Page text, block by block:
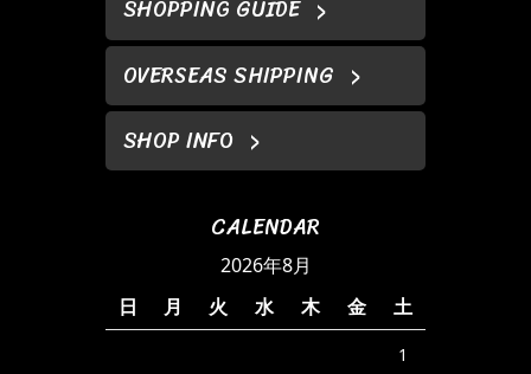
SHOPPING GUIDE
OVERSEAS SHIPPING
SHOP INFO
CALENDAR
2026年8月
日
月 火 水 木 金 土
1